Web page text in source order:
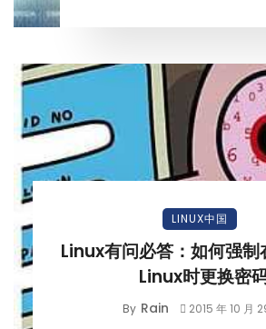
LINUX中国
Linux有问必答：如何强制
Linux时更换密
By Rain 2015 年 10 月